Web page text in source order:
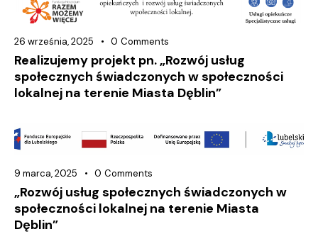
26 września, 2025 0 Comments
Realizujemy projekt pn. „Rozwój usług
społecznych świadczonych w społeczności
lokalnej na terenie Miasta Dęblin”
9 marca, 2025 0 Comments
„Rozwój usług społecznych świadczonych w
społeczności lokalnej na terenie Miasta
Dęblin”